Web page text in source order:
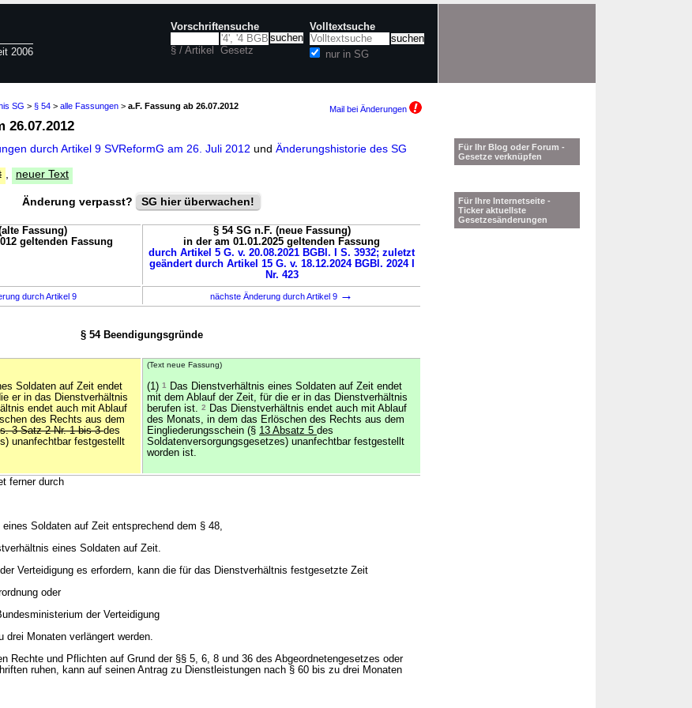
2006
Vorschriftensuche
§ / Artikel Gesetz
Volltextsuche
nur in SG
SG > § 54 > alle Fassungen > a.F. Fassung ab 26.07.2012 Mail bei Änderungen
26.07.2012
durch Artikel 9 SVReformG am 26. Juli 2012 und Änderungshistorie des SG
neuer Text
Änderung verpasst? SG hier überwachen!
Fassung)
geltenden Fassung
§ 54 SG n.F. (neue Fassung)
in der am 01.01.2025 geltenden Fassung
durch Artikel 5 G. v. 20.08.2021 BGBl. I S. 3932; zuletzt
geändert durch Artikel 15 G. v. 18.12.2024 BGBl. 2024 I
Nr. 423
durch Artikel 9 nächste Änderung durch Artikel 9 →
§ 54 Beendigungsgründe
Soldaten auf Zeit endet
er in das Dienstverhältnis
endet auch mit Ablauf
des Rechts aus dem
3 Satz 2 Nr. 1 bis 3des
unanfechtbar festgestellt
(Text neue Fassung)
(1) 1
Das Dienstverhältnis eines Soldaten auf Zeit endet
mit dem Ablauf der Zeit, für die er in das Dienstverhältnis
berufen ist. 2
Das Dienstverhältnis endet auch mit Ablauf
des Monats, in dem das Erlöschen des Rechts aus dem
Eingliederungsschein (§ 13 Absatz 5 des
Soldatenversorgungsgesetzes) unanfechtbar festgestellt
worden ist.
ferner durch
Soldaten auf Zeit entsprechend dem § 48,
eines Soldaten auf Zeit.
Verteidigung es erfordern, kann die für das Dienstverhältnis festgesetzte Zeit
oder
der Verteidigung
drei Monaten verlängert werden.
Rechte und Pflichten auf Grund der §§ 5, 6, 8 und 36 des Abgeordnetengesetzes oder
ruhen, kann auf seinen Antrag zu Dienstleistungen nach § 60 bis zu drei Monaten
Für Ihr Blog oder Forum -
Gesetze verknüpfen
Für Ihre Internetseite -
Ticker aktuellste
Gesetzesänderungen